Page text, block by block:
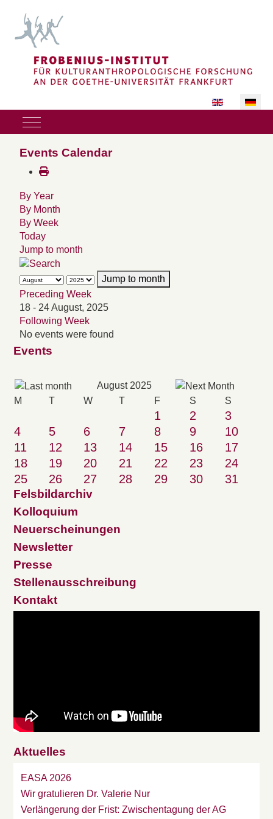
Sprache
Mobile Menu Toggle
Events Calendar
By Year
By Month
By Week
Today
Jump to month
Jump to month
Preceding Week
18 - 24 August, 2025
Following Week
No events were found
Events
August 2025
M T W T F S S
1 2
3
4
5 6 7 8 9
10
11
12 13 14 15 16
17
18
19 20 21 22 23
24
25
26 27 28 29 30 31
Felsbildarchiv
Kolloquium
Neuerscheinungen
Newsletter
Presse
Stellenausschreibung
Kontakt
Aktuelles
EASA 2026
Wir gratulieren Dr. Valerie Nur
Verlängerung der Frist: Zwischentagung der AG